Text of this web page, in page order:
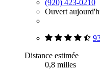
(920) 423-0210
Ouvert
Distance estimée
0,8 milles